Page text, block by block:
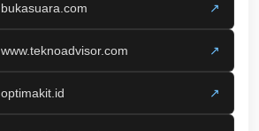
bukasuara.com ↗
www.teknoadvisor.com ↗
optimakit.id ↗